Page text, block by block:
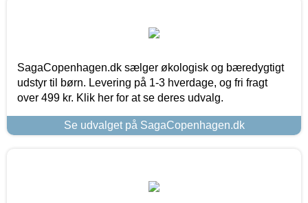
SagaCopenhagen.dk sælger økologisk og bæredygtigt
udstyr til børn. Levering på 1-3 hverdage, og fri fragt
over 499 kr. Klik her for at se deres udvalg.
Se udvalget på SagaCopenhagen.dk